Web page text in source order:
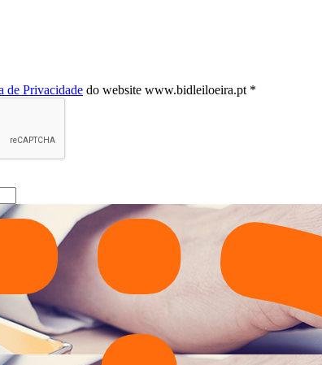
de Privacidade do website www.bidleiloeira.pt *